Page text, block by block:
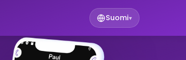
Suomi▾